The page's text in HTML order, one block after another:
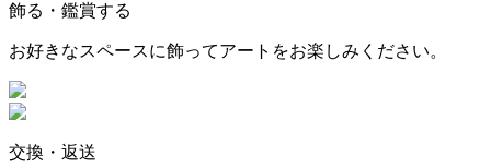
飾る・鑑賞する
お好きなスペースに飾ってアートをお楽しみください。
交換・返送